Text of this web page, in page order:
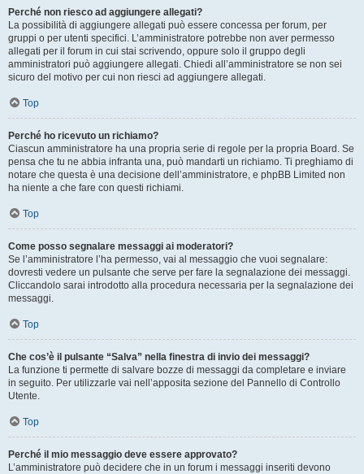
Perché non riesco ad aggiungere allegati?
La possibilità di aggiungere allegati può essere concessa per forum, per
gruppi o per utenti specifici. L’amministratore potrebbe non aver permesso
allegati per il forum in cui stai scrivendo, oppure solo il gruppo degli
amministratori può aggiungere allegati. Chiedi all’amministratore se non sei
sicuro del motivo per cui non riesci ad aggiungere allegati.
Top
Perché ho ricevuto un richiamo?
Ciascun amministratore ha una propria serie di regole per la propria Board. Se
pensa che tu ne abbia infranta una, può mandarti un richiamo. Ti preghiamo di
notare che questa è una decisione dell’amministratore, e phpBB Limited non
ha niente a che fare con questi richiami.
Top
Come posso segnalare messaggi ai moderatori?
Se l’amministratore l’ha permesso, vai al messaggio che vuoi segnalare:
dovresti vedere un pulsante che serve per fare la segnalazione dei messaggi.
Cliccandolo sarai introdotto alla procedura necessaria per la segnalazione dei
messaggi.
Top
Che cos’è il pulsante “Salva” nella finestra di invio dei messaggi?
La funzione ti permette di salvare bozze di messaggi da completare e inviare
in seguito. Per utilizzarle vai nell’apposita sezione del Pannello di Controllo
Utente.
Top
Perché il mio messaggio deve essere approvato?
L’amministratore può decidere che in un forum i messaggi inseriti devono